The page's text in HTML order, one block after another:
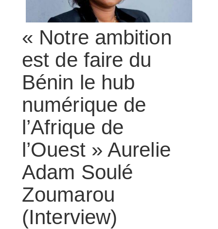
« Notre ambition
est de faire du
Bénin le hub
numérique de
l’Afrique de
l’Ouest » Aurelie
Adam Soulé
Zoumarou
(Interview)